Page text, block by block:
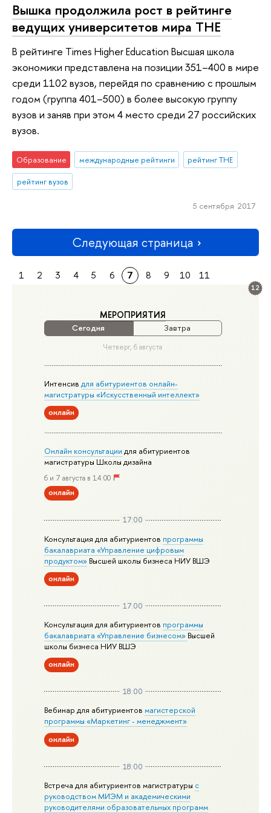
12
МЕРОПРИЯТИЯ
Сегодня Завтра
Четверг, 6 августа
Интенсив для абитуриентов онлайн-
магистратуры «Искусственный интеллект»
онлайн
Онлайн консультации для абитуриентов
магистратуры Школы дизайна
6 и 7 августа в 14:00
онлайн
17:00
Консультация для абитуриентов программы
бакалавриата «Управление цифровым
продуктом» Высшей школы бизнеса НИУ ВШЭ
онлайн
17:00
Консультация для абитуриентов программы
бакалавриата «Управление бизнесом» Высшей
школы бизнеса НИУ ВШЭ
онлайн
18:00
Вебинар для абитуриентовмагистерской
программы «Маркетинг - менеджмент»
онлайн
18:00
Встреча для абитуриентов магистратуры с
руководством МИЭМ и академическими
руководителями образовательных программ
Вышка продолжила рост в рейтинге
ведущих университетов мира THE
В рейтинге Times Higher Education Высшая школа
экономики представлена на позиции 351–400 в мире
среди 1102 вузов, перейдя по сравнению с прошлым
годом (группа 401–500) в более высокую группу
вузов и заняв при этом 4 место среди 27 российских
вузов.
Образование международные рейтинги
рейтинг THE
рейтинг вузов
5 сентября 2017
Следующая страница
1 2 3 4 5 6 7 8 9 10 11